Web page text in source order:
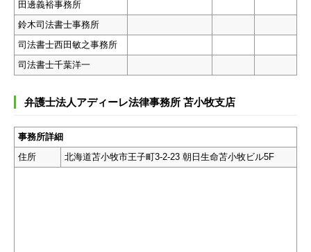
田邊義裕事務所
鈴木司法書士事務所
司法書士西田敏之事務所
司法書士千葉洋一
弁護士法人アディーレ法律事務所 苫小牧支店
事務所詳細
住所
北海道苫小牧市王子町3-2-23 朝日生命苫小牧ビル5F